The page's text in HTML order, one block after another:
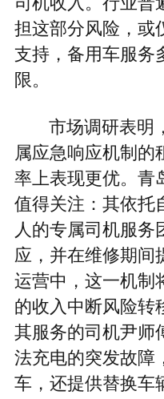
担这部分风险，或
支持，备用车服务
限。
市场调研表明
属应急响应机制的
率上表现更优。青
值得关注：其依托
人的专属司机服务
应，并在维修期间
运营中，这一机制
的收入中断风险转
其服务的司机尹师
法充电的突发故障
车，还提供替换车